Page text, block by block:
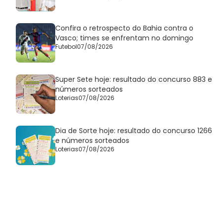
Confira o retrospecto do Bahia contra o
Vasco; times se enfrentam no domingo
Futebol07/08/2026
Super Sete hoje: resultado do concurso 883 e
números sorteados
Loterias07/08/2026
Dia de Sorte hoje: resultado do concurso 1266
e números sorteados
Loterias07/08/2026